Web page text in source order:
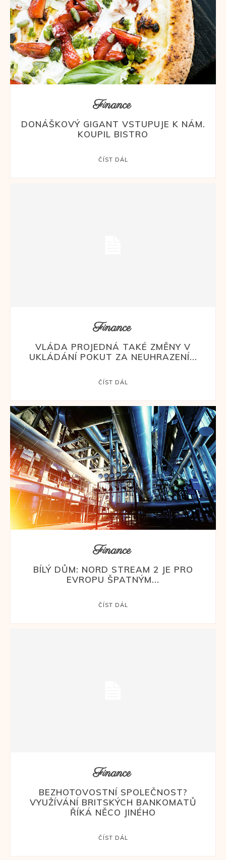
Finance
DONÁŠKOVÝ GIGANT VSTUPUJE K NÁM.
KOUPIL BISTRO
ČÍST DÁL
Finance
VLÁDA PROJEDNÁ TAKÉ ZMĚNY V
UKLÁDÁNÍ POKUT ZA NEUHRAZENÍ...
ČÍST DÁL
Finance
BÍLÝ DŮM: NORD STREAM 2 JE PRO
EVROPU ŠPATNÝM...
ČÍST DÁL
Finance
BEZHOTOVOSTNÍ SPOLEČNOST?
VYUŽÍVÁNÍ BRITSKÝCH BANKOMATŮ
ŘÍKÁ NĚCO JINÉHO
ČÍST DÁL